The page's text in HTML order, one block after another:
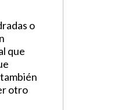
o
que
otro